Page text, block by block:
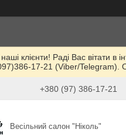
клієнти! Раді Вас вітати
17-21 (Viber/Telegram).
+380 (97) 386-17-21
Весільний салон "Ніколь"